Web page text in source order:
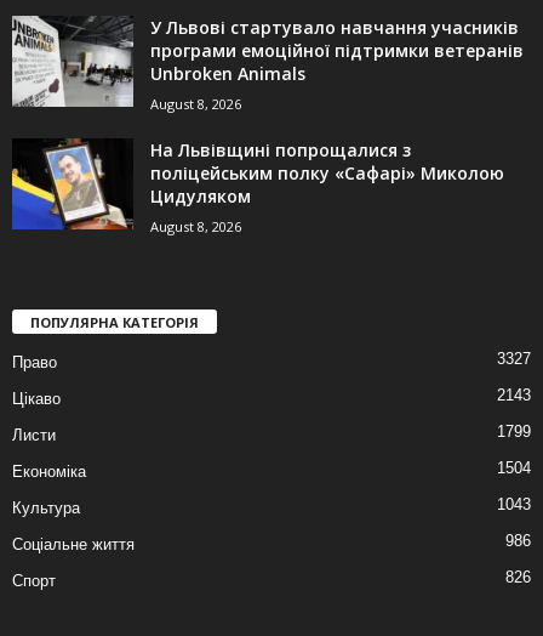
У Львові стартувало навчання учасників
програми емоційної підтримки ветеранів
Unbroken Animals
August 8, 2026
На Львівщині попрощалися з
поліцейським полку «Сафарі» Миколою
Цидуляком
August 8, 2026
ПОПУЛЯРНА КАТЕГОРІЯ
Право 3327
Цікаво 2143
Листи 1799
Економіка 1504
Культура 1043
Соціальне життя 986
Спорт 826